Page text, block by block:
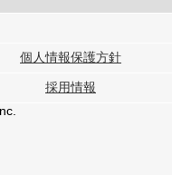
合わせたコンテンツや広告の
に提供しています。
きに収集した他の情報を組み
個人情報保護方針
採用情報